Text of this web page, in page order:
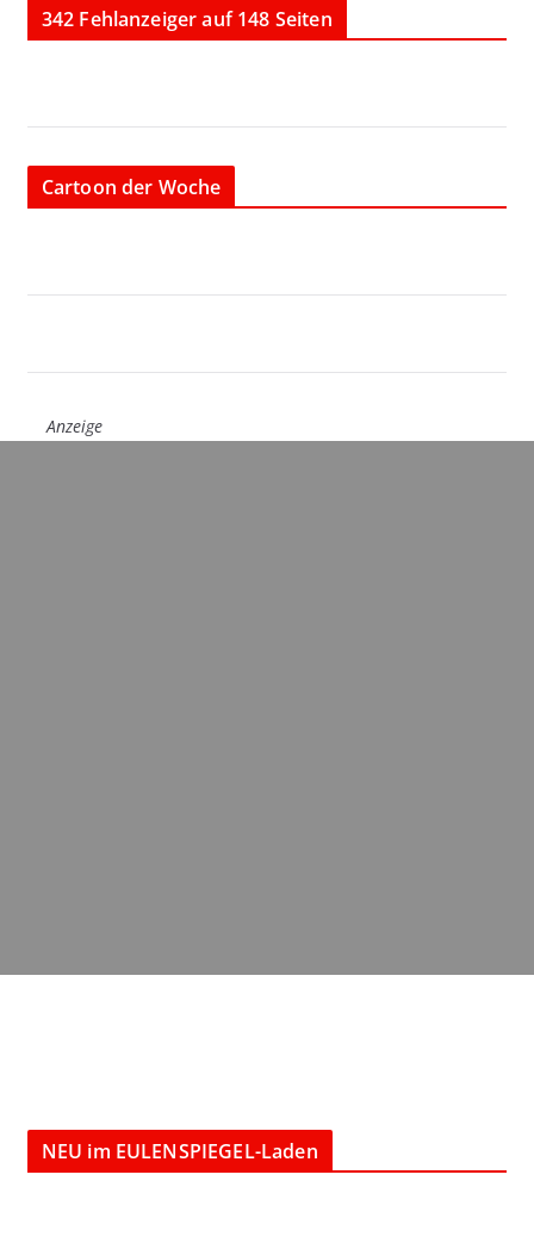
342 Fehlanzeiger auf 148 Seiten
Cartoon der Woche
Anzeige
NEU im EULENSPIEGEL-Laden